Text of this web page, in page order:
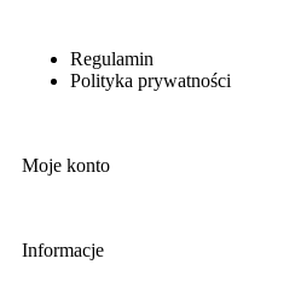
Regulamin
Polityka prywatności
Moje konto
Informacje